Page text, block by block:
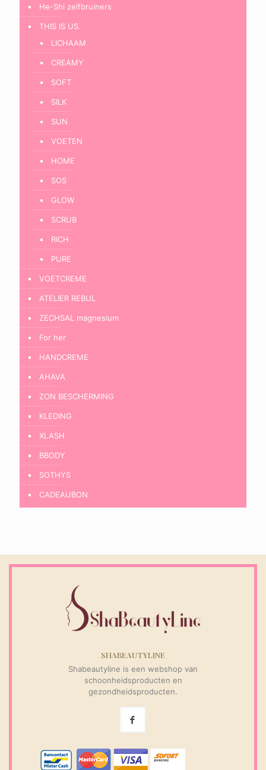
He-Shi zelfbruiners
THIS IS US.
LICHAAM
CREAMY
SOFT
SILK
SUN
VOETEN
HOME
SOS
GLOW
SCRUB
RICH
PURE
VOETCREME
ATELIER REBUL
ZECHSAL magnesium
For her
HANDCREME
AHAVA
ZON BESCHERMING
KLEDING
XLASH
BBODY
SOTHYS
CADEAUBON
SHABEAUTYLINE
Shabeautyline is een webshop van
schoonheidsproducten en
gezondheidsproducten.